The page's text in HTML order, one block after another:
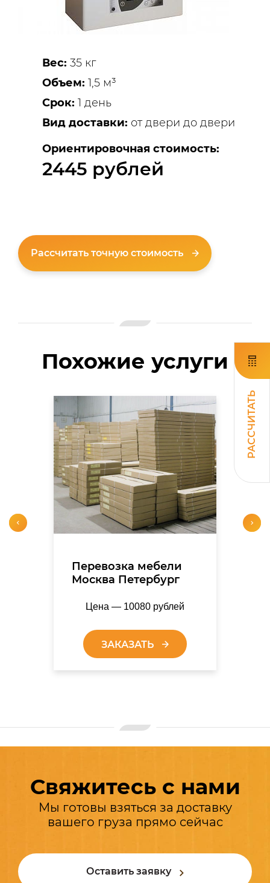
РАССЧИТАТЬ
Вес: 35 кг
Объем: 1,5 м³
Срок: 1 день
Вид доставки: от двери до двери
Ориентировочная стоимость:
2445 рублей
Рассчитать точную стоимость
Похожие услуги
Перевозка мебели
Москва Петербург
Цена — 10080 рублей
ЗАКАЗАТЬ
Свяжитесь с нами
Мы готовы взяться за доставку
вашего груза прямо сейчас
Оставить заявку